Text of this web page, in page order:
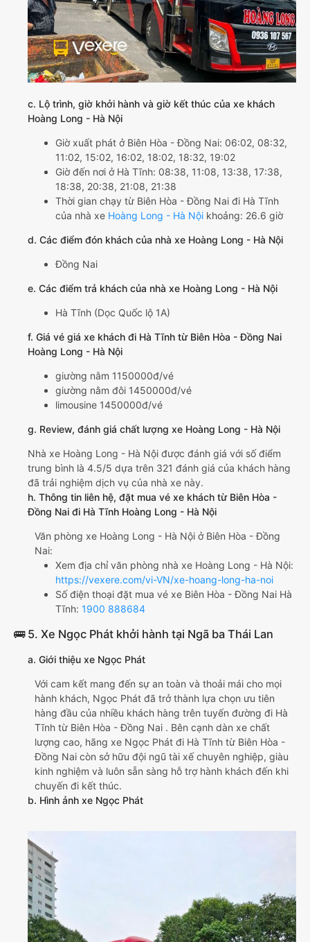
c. Lộ trình, giờ khởi hành và giờ kết thúc của xe khách
Hoàng Long - Hà Nội
Giờ xuất phát ở Biên Hòa - Đồng Nai: 06:02, 08:32,
11:02, 15:02, 16:02, 18:02, 18:32, 19:02
Giờ đến nơi ở Hà Tĩnh: 08:38, 11:08, 13:38, 17:38,
18:38, 20:38, 21:08, 21:38
Thời gian chạy từ Biên Hòa - Đồng Nai đi Hà Tĩnh
của nhà xe Hoàng Long - Hà Nội khoảng: 26.6 giờ
d. Các điểm đón khách của nhà xe Hoàng Long - Hà Nội
Đồng Nai
e. Các điểm trả khách của nhà xe Hoàng Long - Hà Nội
Hà Tĩnh (Dọc Quốc lộ 1A)
f. Giá vé giá xe khách đi Hà Tĩnh từ Biên Hòa - Đồng Nai
Hoàng Long - Hà Nội
giường nằm 1150000đ/vé
giường nằm đôi 1450000đ/vé
limousine 1450000đ/vé
g. Review, đánh giá chất lượng xe Hoàng Long - Hà Nội
Nhà xe Hoàng Long - Hà Nội được đánh giá với số điểm
trung bình là 4.5/5 dựa trên 321 đánh giá của khách hàng
đã trải nghiệm dịch vụ của nhà xe này.
h. Thông tin liên hệ, đặt mua vé xe khách từ Biên Hòa -
Đồng Nai đi Hà Tĩnh Hoàng Long - Hà Nội
Văn phòng xe Hoàng Long - Hà Nội ở Biên Hòa - Đồng
Nai:
Xem địa chỉ văn phòng nhà xe Hoàng Long - Hà Nội:
https://vexere.com/vi-VN/xe-hoang-long-ha-noi
Số điện thoại đặt mua vé xe Biên Hòa - Đồng Nai Hà
Tĩnh: 1900 888684
🚌 5. Xe Ngọc Phát khởi hành tại Ngã ba Thái Lan
a. Giới thiệu xe Ngọc Phát
Với cam kết mang đến sự an toàn và thoải mái cho mọi
hành khách, Ngọc Phát đã trở thành lựa chọn ưu tiên
hàng đầu của nhiều khách hàng trên tuyến đường đi Hà
Tĩnh từ Biên Hòa - Đồng Nai . Bên cạnh dàn xe chất
lượng cao, hãng xe Ngọc Phát đi Hà Tĩnh từ Biên Hòa -
Đồng Nai còn sở hữu đội ngũ tài xế chuyên nghiệp, giàu
kinh nghiệm và luôn sẵn sàng hỗ trợ hành khách đến khi
chuyến đi kết thúc.
b. Hình ảnh xe Ngọc Phát